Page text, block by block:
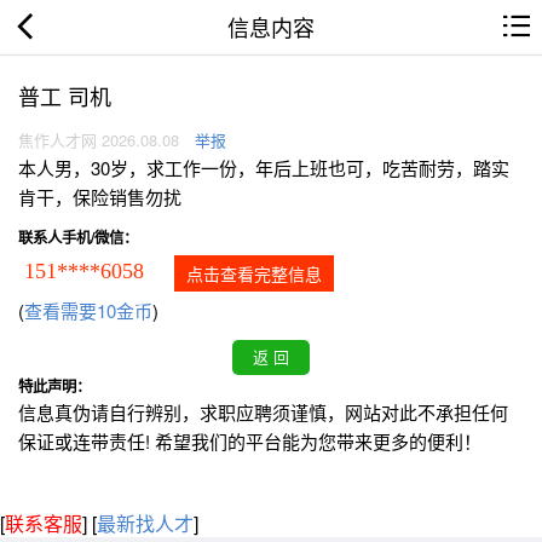
信息内容
普工 司机
焦作人才网 2026.08.08 举报
本人男，30岁，求工作一份，年后上班也可，吃苦耐劳，踏实
肯干，保险销售勿扰
联系人手机/微信：
151****6058 点击查看完整信息
(查看需要10金币)
特此声明：
信息真伪请自行辨别，求职应聘须谨慎，网站对此不承担任何
保证或连带责任! 希望我们的平台能为您带来更多的便利！
[联系客服] [最新找人才]